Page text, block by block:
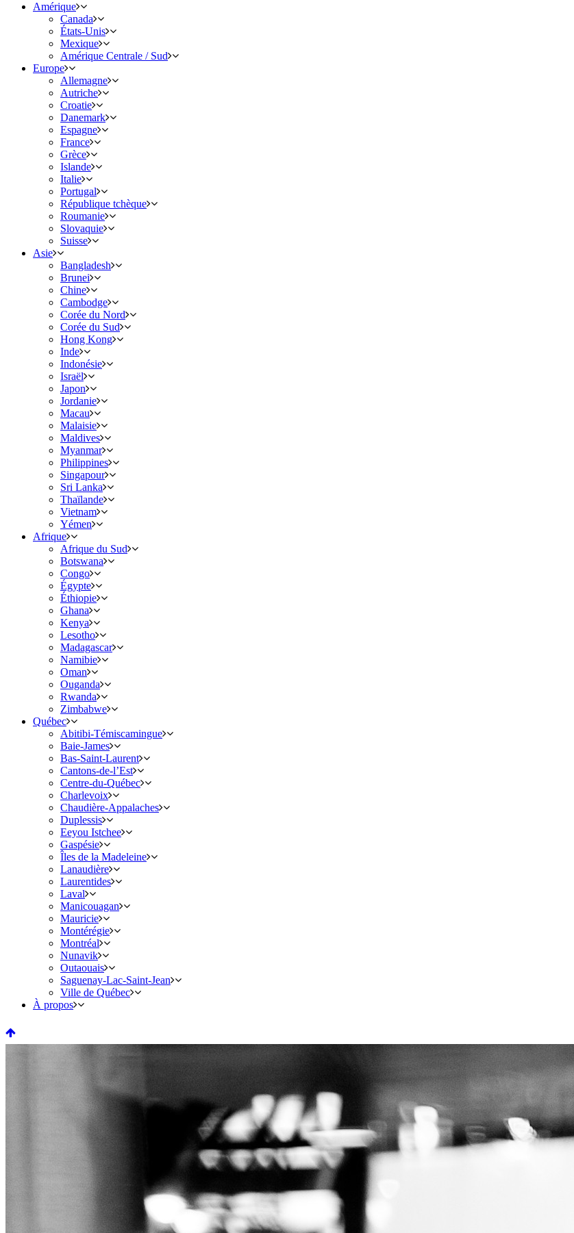
Amérique
Canada
États-Unis
Mexique
Amérique Centrale / Sud
Europe
Allemagne
Autriche
Croatie
Danemark
Espagne
France
Grèce
Islande
Italie
Portugal
République tchèque
Roumanie
Slovaquie
Suisse
Asie
Bangladesh
Brunei
Chine
Cambodge
Corée du Nord
Corée du Sud
Hong Kong
Inde
Indonésie
Israël
Japon
Jordanie
Macau
Malaisie
Maldives
Myanmar
Philippines
Singapour
Sri Lanka
Thaïlande
Vietnam
Yémen
Afrique
Afrique du Sud
Botswana
Congo
Égypte
Éthiopie
Ghana
Kenya
Lesotho
Madagascar
Namibie
Oman
Ouganda
Rwanda
Zimbabwe
Québec
Abitibi-Témiscamingue
Baie-James
Bas-Saint-Laurent
Cantons-de-l’Est
Centre-du-Québec
Charlevoix
Chaudière-Appalaches
Duplessis
Eeyou Istchee
Gaspésie
Îles de la Madeleine
Lanaudière
Laurentides
Laval
Manicouagan
Mauricie
Montérégie
Montréal
Nunavik
Outaouais
Saguenay-Lac-Saint-Jean
Ville de Québec
À propos